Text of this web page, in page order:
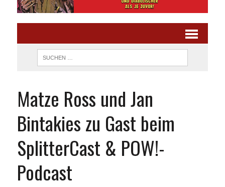
Matze Ross und Jan
Bintakies zu Gast beim
SplitterCast & POW!-
Podcast